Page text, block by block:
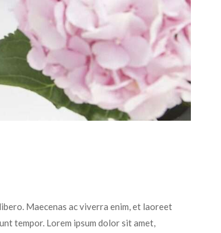
Maecenas ac viverra enim, et laoreet
tempor. Lorem ipsum dolor sit amet,